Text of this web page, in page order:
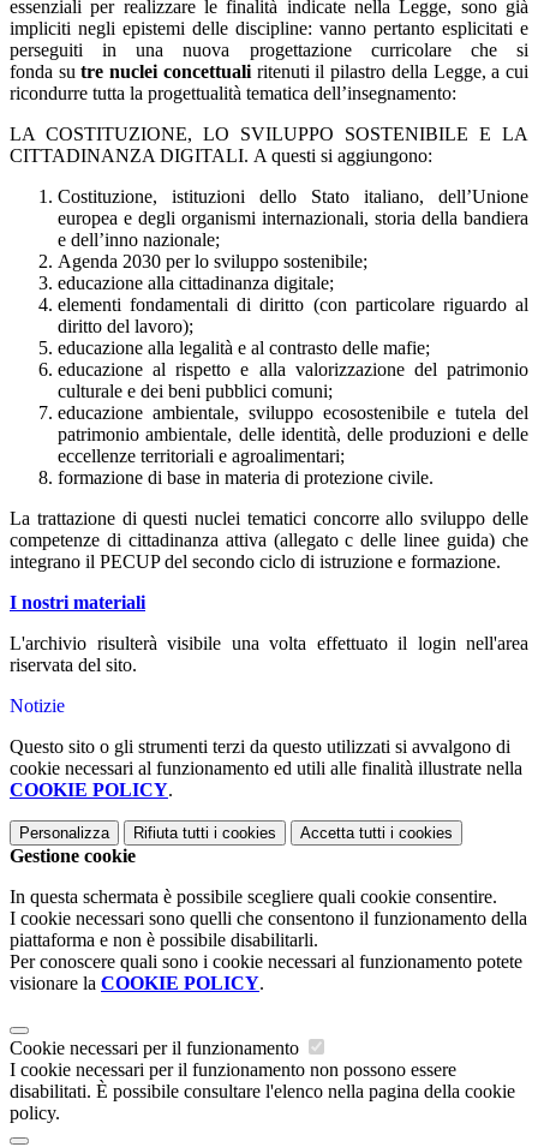
essenziali per realizzare le finalita ̀ indicate nella Legge, sono gia
impliciti negli epistemi delle discipline: vanno pertanto esplicitati e
perseguiti in una nuova progettazione curricolare che si
fonda su tre nuclei concettuali ritenuti il pilastro della Legge, a cui
ricondurre tutta la progettualità tematica dell’insegnamento:
LA COSTITUZIONE, LO SVILUPPO SOSTENIBILE E LA
CITTADINANZA DIGITALI. A questi si aggiungono:
Costituzione, istituzioni dello Stato italiano, dell’Unione
europea e degli organismi internazionali, storia della bandiera
e dell’inno nazionale;
Agenda 2030 per lo sviluppo sostenibile;
educazione alla cittadinanza digitale;
elementi fondamentali di diritto (con particolare riguardo al
diritto del lavoro);
educazione alla legalità e al contrasto delle mafie;
educazione al rispetto e alla valorizzazione del patrimonio
culturale e dei beni pubblici comuni;
educazione ambientale, sviluppo ecosostenibile e tutela del
patrimonio ambientale, delle identità, delle produzioni e delle
eccellenze territoriali e agroalimentari;
formazione di base in materia di protezione civile.
La trattazione di questi nuclei tematici concorre allo sviluppo delle
competenze di cittadinanza attiva (allegato c delle linee guida) che
integrano il PECUP del secondo ciclo di istruzione e formazione.
I nostri materiali
L'archivio risulterà visibile una volta effettuato il login nell'area
riservata del sito.
Notizie
Questo sito o gli strumenti terzi da questo utilizzati si avvalgono di
cookie necessari al funzionamento ed utili alle finalità illustrate nella
COOKIE POLICY.
Personalizza Rifiuta tutti i cookies Accetta tutti i cookies
Gestione cookie
In questa schermata è possibile scegliere quali cookie consentire.
I cookie necessari sono quelli che consentono il funzionamento della
piattaforma e non è possibile disabilitarli.
Per conoscere quali sono i cookie necessari al funzionamento potete
visionare la COOKIE POLICY.
Cookie necessari per il funzionamento
I cookie necessari per il funzionamento non possono essere
disabilitati. È possibile consultare l'elenco nella pagina della cookie
policy.